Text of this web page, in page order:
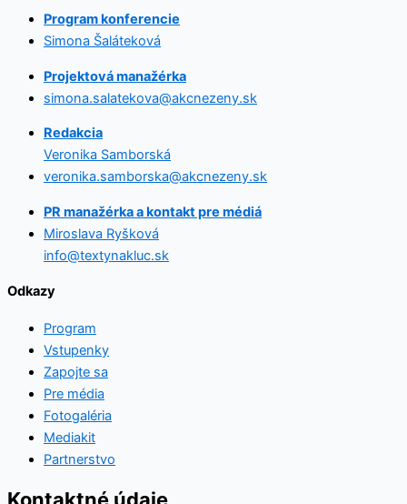
Program konferencie
Simona Šaláteková
Projektová manažérka
simona.salatekova@akcnezeny.sk
Redakcia
Veronika Samborská
veronika.samborska@akcnezeny.sk
PR manažérka a kontakt pre médiá
Miroslava Ryšková
info@textynakluc.sk
Odkazy
Program
Vstupenky
Zapojte sa
Pre média
Fotogaléria
Mediakit
Partnerstvo
Kontaktné údaje